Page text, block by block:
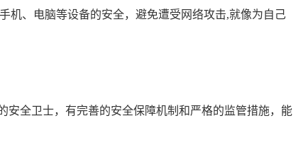
机、电脑等设备的安全，避免遭受网络攻击,就像为自己
全卫士，有完善的安全保障机制和严格的监管措施，能